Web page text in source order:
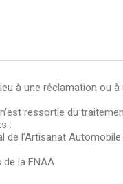
à une réclamation ou
ressortie du
:
de l’Artisanat Automobile
de la FNAA